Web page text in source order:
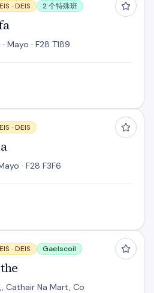
· DEIS 2 个特殊班
Mayo · F28 T189
· DEIS
· F28 F3F6
· DEIS Gaelscoil
Cathair Na Mart, Co